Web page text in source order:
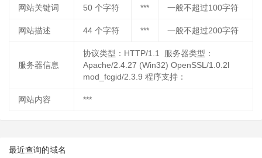
网站关键词 50 个字符 *** 一般不超过100字符
网站描述 44 个字符 *** 一般不超过200字符
服务器信息
协议类型：HTTP/1.1 服务器类型：
Apache/2.4.27 (Win32) OpenSSL/1.0.2l
mod_fcgid/2.3.9 程序支持：
网站内容 ***
最近查询的域名